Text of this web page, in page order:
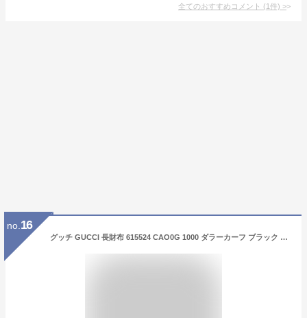
全てのおすすめコメント (1件) >
no. 16
グッチ GUCCI 長財布 615524 CAO0G 1000 ダラーカーフ ブラック 黒 [並行輸入品]